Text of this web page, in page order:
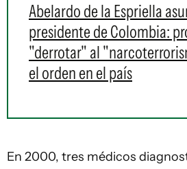
Abelardo de la Espriella
presidente de Colombia:
"derrotar" al
el orden en el país
En 2000, tres médicos